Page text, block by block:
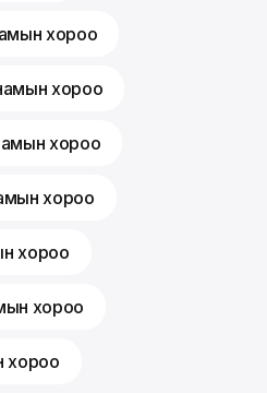
хороо
хороо
хороо
хороо
хороо
хороо
хороо